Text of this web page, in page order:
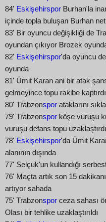
84' Eskişehirspor Burhan'la
içinde topla buluşan Burhan
83' Bir oyuncu değişikliği de
oyundan çıkıyor Brozek
82' Eskişehirspor'da oyuncu
oyunda
81' Ümit Karan ani bir atak
gelmeyince topu rakibe kaptırdı
80' Trabzonspor ataklarını
79' Trabzonspor köşe vuruşu
vuruşu defans topu uzaklaştırdı
78' Eskişehirspor'da Ümit
alanının dışında
77' Selçuk'un kullandığı
76' Maçta artık son 15
artıyor sahada
75' Trabzonspor ceza sahası
Olası bir tehlike uzaklaştırıldı